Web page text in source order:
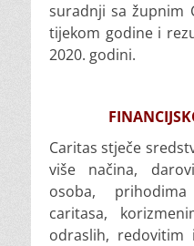
suradnji sa župnim
tijekom godine i
2020. godini.
Caritas stječe
više načina,
osoba,
caritasa,
odraslih, redovitim